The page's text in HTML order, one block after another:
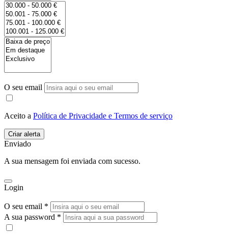
O seu email
Aceito a Política de Privacidade e Termos de serviço
Enviado
A sua mensagem foi enviada com sucesso.
Login
O seu email *
A sua password *